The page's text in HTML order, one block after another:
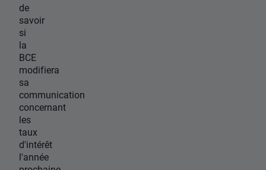
de
savoir
si
la
BCE
modifiera
sa
communication
concernant
les
taux
d'intérêt
l'année